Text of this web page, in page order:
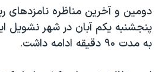
دومین و آخرین مناظره
پنجشنبه یکم آبان در شهر نشویل
به مدت ۹۰ دقیقه ادامه داشت
.